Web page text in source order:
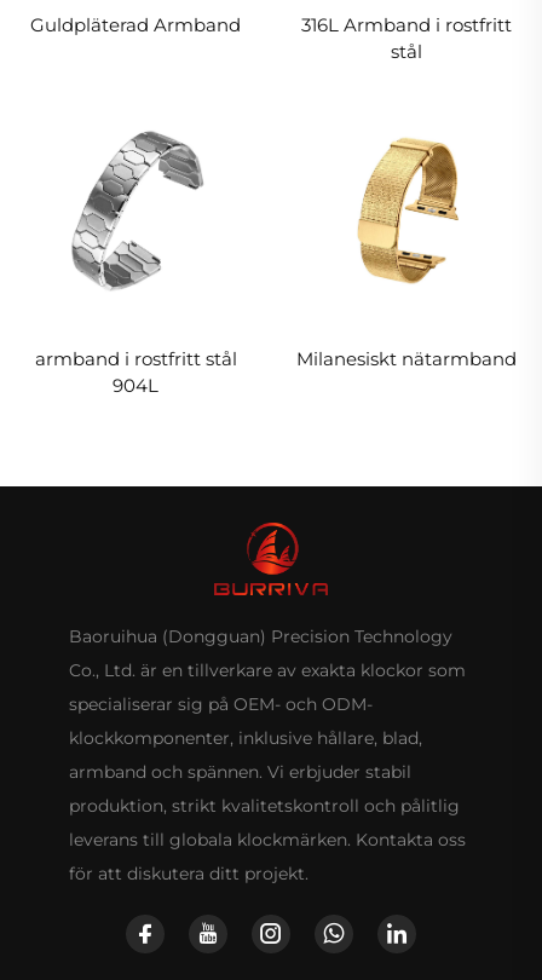
Guldpläterad Armband
316L Armband i rostfritt
stål
armband i rostfritt stål
904L
Milanesiskt nätarmband
Baoruihua (Dongguan) Precision Technology
Co., Ltd. är en tillverkare av exakta klockor som
specialiserar sig på OEM- och ODM-
klockkomponenter, inklusive hållare, blad,
armband och spännen. Vi erbjuder stabil
produktion, strikt kvalitetskontroll och pålitlig
leverans till globala klockmärken. Kontakta oss
för att diskutera ditt projekt.